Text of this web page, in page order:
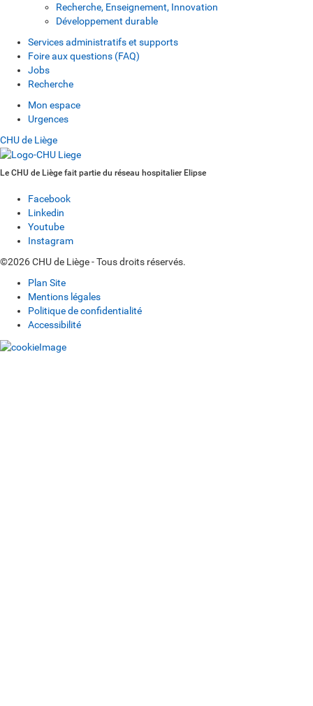
Recherche, Enseignement, Innovation
Développement durable
Services administratifs et supports
Foire aux questions (FAQ)
Jobs
Recherche
Mon espace
Urgences
CHU de Liège
Le CHU de Liège fait partie du réseau hospitalier Elipse
Facebook
Linkedin
Youtube
Instagram
©2026 CHU de Liège - Tous droits réservés.
Plan Site
Mentions légales
Politique de confidentialité
Accessibilité